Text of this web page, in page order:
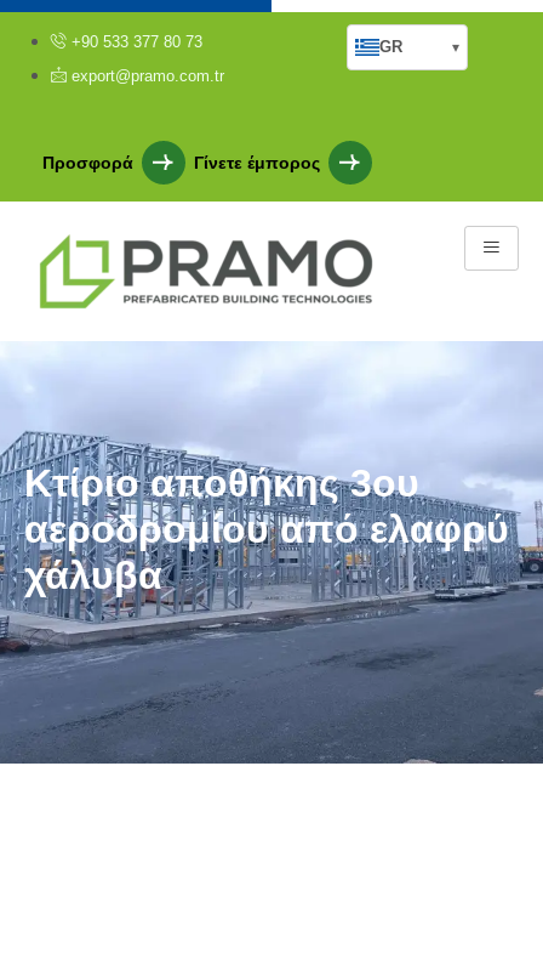
+90 533 377 80 73
export@pramo.com.tr
Προσφορά Γίνετε έμπορος
GR ▾
Κτίριο αποθήκης 3ου
αεροδρομίου από ελαφρύ
χάλυβα